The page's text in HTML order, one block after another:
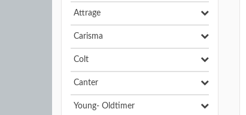
Attrage
Carisma
Colt
Canter
Young- Oldtimer